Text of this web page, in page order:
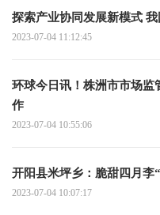
探索产业协同发展新模式
2023-07-04 11:12:45
环球今日讯！株洲市市场监
作
2023-07-04 10:55:06
开阳县米坪乡：脆甜四月李
2023-07-04 10:07:17